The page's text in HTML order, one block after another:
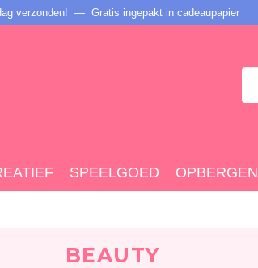
verzonden! — Gratis ingepakt in cadeaupapier
SPEELGOED OPBERGEN
BEAUTY